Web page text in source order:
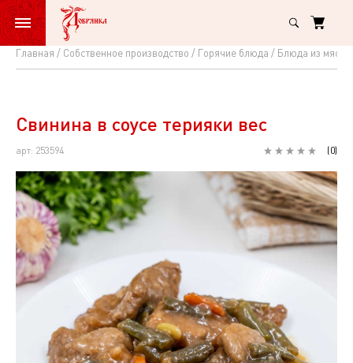
Главная Собственное производство Горячие блюда Блюда из мяса
Свинина
соусе
терияки
вес
Свинина в соусе терияки вес
арт: 253594 (0)